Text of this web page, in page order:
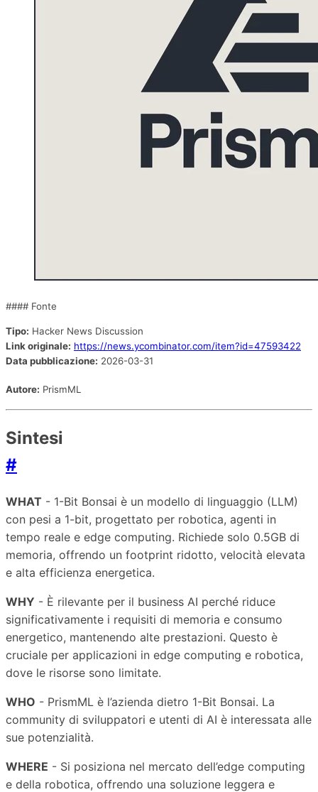
#### Fonte
Tipo: Hacker News Discussion
Link originale: https://news.ycombinator.com/item?id=47593422
Data pubblicazione: 2026-03-31
Autore: PrismML
Sintesi
#
WHAT - 1-Bit Bonsai è un modello di linguaggio (LLM)
con pesi a 1-bit, progettato per robotica, agenti in
tempo reale e edge computing. Richiede solo 0.5GB di
memoria, offrendo un footprint ridotto, velocità elevata
e alta efficienza energetica.
WHY - È rilevante per il business AI perché riduce
significativamente i requisiti di memoria e consumo
energetico, mantenendo alte prestazioni. Questo è
cruciale per applicazioni in edge computing e robotica,
dove le risorse sono limitate.
WHO - PrismML è l’azienda dietro 1-Bit Bonsai. La
community di sviluppatori e utenti di AI è interessata alle
sue potenzialità.
WHERE - Si posiziona nel mercato dell’edge computing
e della robotica, offrendo una soluzione leggera e